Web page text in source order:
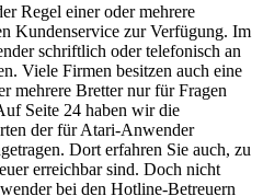
Regel einer oder mehrere
Kundenservice zur Verfügung. Im
schriftlich oder telefonisch an
Viele Firmen besitzen auch eine
mehrere Bretter nur für Fragen
Seite 24 haben wir die
der für Atari-Anwender
Dort erfahren Sie auch, zu
erreichbar sind. Doch nicht
bei den Hotline-Betreuern